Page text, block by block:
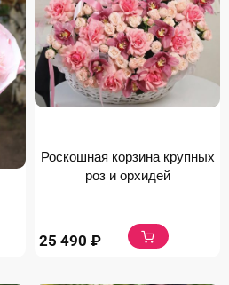
Роскошная корзина крупных
роз и орхидей
25 490 ₽